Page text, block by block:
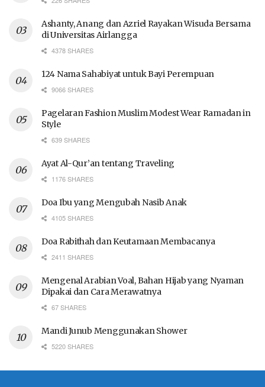
Ashanty, Anang dan Azriel Rayakan Wisuda Bersama
di Universitas Airlangga
4378 SHARES
124 Nama Sahabiyat untuk Bayi Perempuan
9066 SHARES
Pagelaran Fashion Muslim Modest Wear Ramadan in
Style
639 SHARES
Ayat Al-Qur’an tentang Traveling
1176 SHARES
Doa Ibu yang Mengubah Nasib Anak
4105 SHARES
Doa Rabithah dan Keutamaan Membacanya
2411 SHARES
Mengenal Arabian Voal, Bahan Hijab yang Nyaman
Dipakai dan Cara Merawatnya
67 SHARES
Mandi Junub Menggunakan Shower
5220 SHARES